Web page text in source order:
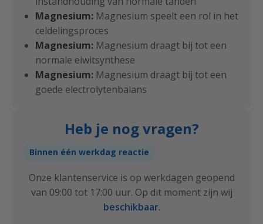
Magnesium: Magnesium speelt een rol in het
celdelingsproces
Magnesium: Magnesium draagt bij tot een
normale eiwitsynthese
Magnesium: Magnesium draagt bij tot een
goede electrolytenbalans
Heb je nog vragen?
Binnen één werkdag reactie
Onze klantenservice is op werkdagen geopend
van 09:00 tot 17:00 uur. Op dit moment zijn wij
beschikbaar.